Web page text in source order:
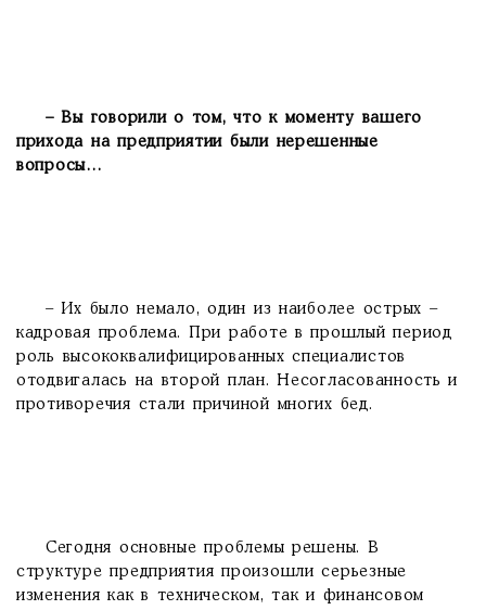
– Вы говорили о том, что к моменту вашего
прихода на предприятии были нерешенные
вопросы…
– Их было немало, один из наиболее острых –
кадровая проблема. При работе в прошлый период
роль высококвалифицированных специалистов
отодвигалась на второй план. Несогласованность и
противоречия стали причиной многих бед.
Сегодня основные проблемы решены. В
структуре предприятия произошли серьезные
изменения как в техническом, так и финансовом